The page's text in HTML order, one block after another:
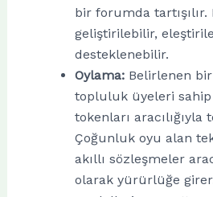
bir forumda
geliştirilebilir,
desteklenebilir.
Oylama:Belirlenen
topluluk üyeleri
tokenları
Çoğunluk oyu alan
akıllı sözleşmeler
olarak yürürlüğe